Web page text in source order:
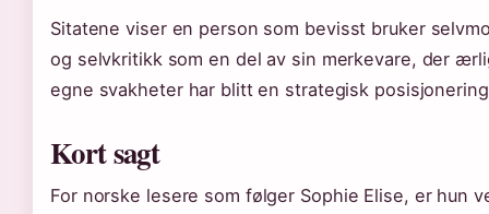
Sitatene viser en person som bevisst bruker
og selvkritikk som en del av sin merkevare, der
egne svakheter har blitt en strategisk
Kort sagt
For norske lesere som følger Sophie Elise, er hun